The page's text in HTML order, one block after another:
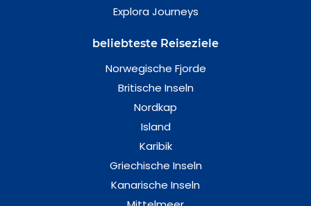
Explora Journeys
beliebteste Reiseziele
Norwegische Fjorde
Britische Inseln
Nordkap
Island
Karibik
Griechische Inseln
Kanarische Inseln